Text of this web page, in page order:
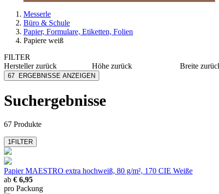
Messerle
Büro & Schule
Papier, Formulare, Etiketten, Folien
Papiere weiß
FILTER
Herstellerzurück
Avery Zweckform
EU-RO
Factory
mehr anzeigen
Höhe zurück
mehr anzeigen
Breite
67 ERGEBNISSE ANZEIGEN
Suchergebnisse
67 Produkte
1FILTER
Papier MAESTRO extra hochweiß, 80 g/m², 170 CIE Weiße
ab € 6,95
pro Packung